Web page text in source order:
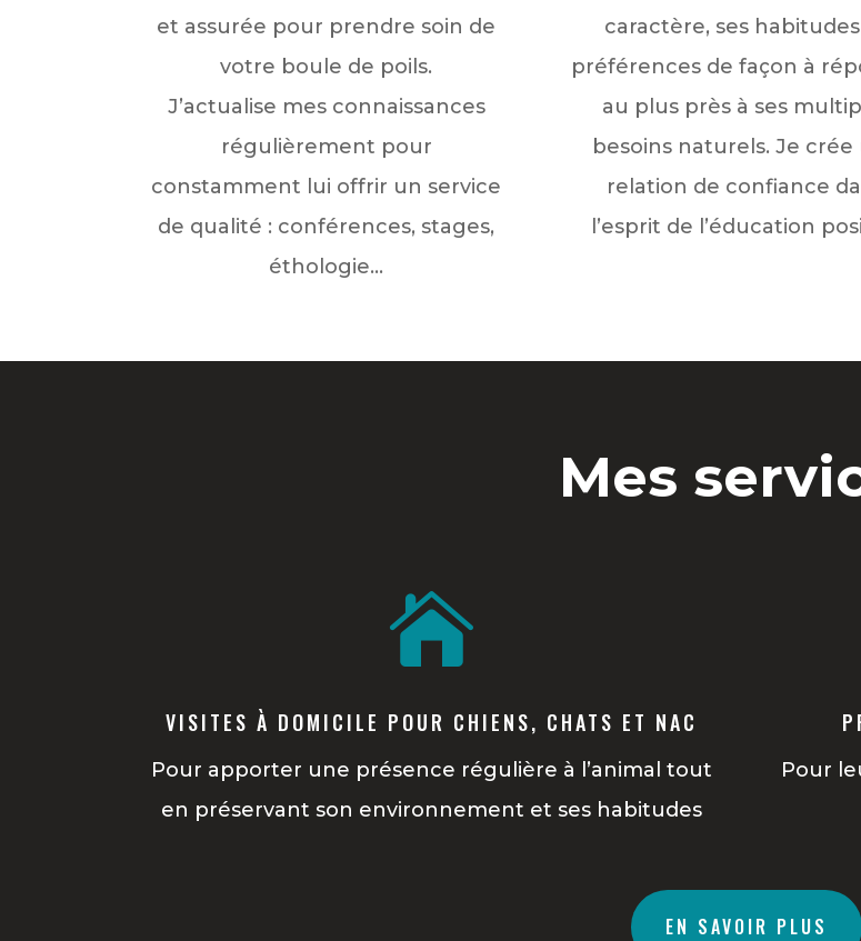
et assurée pour prendre soin de
votre boule de poils.
J’actualise mes connaissances
régulièrement pour
constamment lui offrir un service
de qualité : conférences, stages,
éthologie…
caractère, ses
préférences de façon à
au plus près à ses
besoins naturels. Je crée
relation de confiance
l’esprit de l’éducation
Mes

VISITES À DOMICILE POUR CHIENS, CHATS ET NAC
Pour apporter une présence régulière à l’animal tout
en préservant son environnement et ses habitudes
Pour
EN SAVOIR PLUS